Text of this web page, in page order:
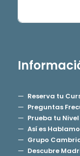
Reserva tu
Preguntas
Prueba tu Nivel
Así es
Grupo
Descubre